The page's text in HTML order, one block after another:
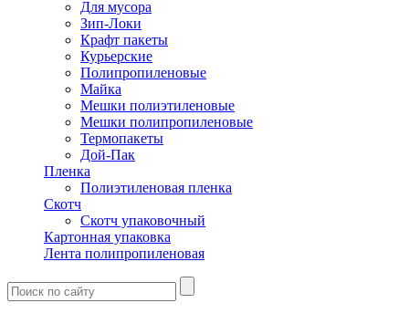
Для мусора
Зип-Локи
Крафт пакеты
Курьерские
Полипропиленовые
Майка
Мешки полиэтиленовые
Мешки полипропиленовые
Термопакеты
Дой-Пак
Пленка
Полиэтиленовая пленка
Скотч
Скотч упаковочный
Картонная упаковка
Лента полипропиленовая